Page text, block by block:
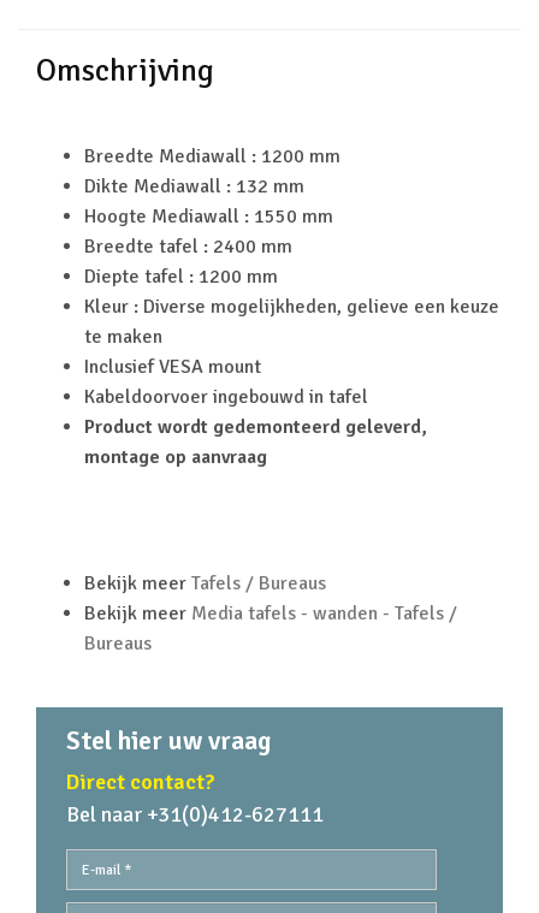
Omschrijving
Breedte Mediawall : 1200 mm
Dikte Mediawall : 132 mm
Hoogte Mediawall : 1550 mm
Breedte tafel : 2400 mm
Diepte tafel : 1200 mm
Kleur : Diverse mogelijkheden, gelieve een keuze
te maken
Inclusief VESA mount
Kabeldoorvoer ingebouwd in tafel
Product wordt gedemonteerd geleverd,
montage op aanvraag
Bekijk meer Tafels / Bureaus
Bekijk meer Media tafels - wanden - Tafels /
Bureaus
Stel hier uw vraag
Direct contact?
Bel naar +31(0)412-627111